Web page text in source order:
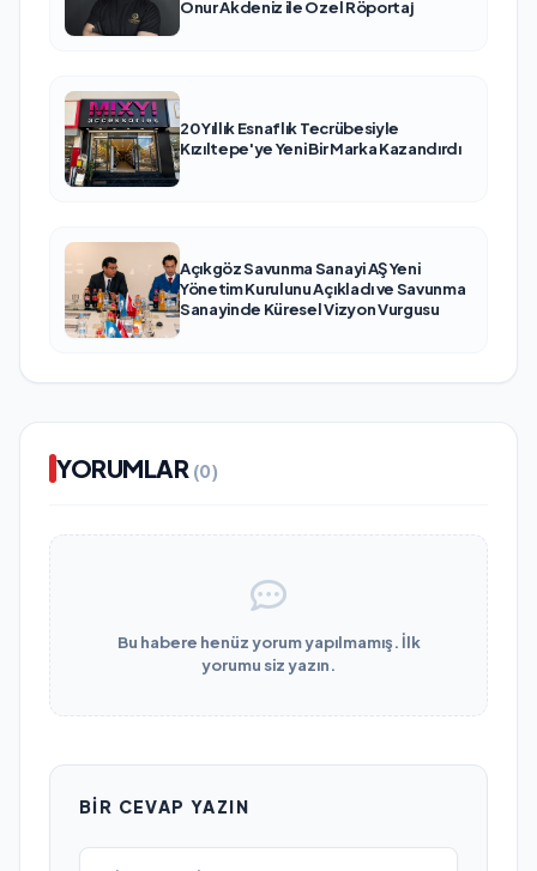
Onur Akdeniz ile Özel Röportaj
20 Yıllık Esnaflık Tecrübesiyle
Kızıltepe'ye Yeni Bir Marka Kazandırdı
Açıkgöz Savunma Sanayi AŞ Yeni
Yönetim Kurulunu Açıkladı ve Savunma
Sanayinde Küresel Vizyon Vurgusu
YORUMLAR (0)
Bu habere henüz yorum yapılmamış. İlk
yorumu siz yazın.
BIR CEVAP YAZIN